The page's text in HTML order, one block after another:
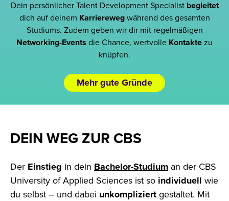
Dein persönlicher Talent Development Specialist begleitet
dich auf deinem Karrierewegwährend des gesamten
Studiums. Zudem geben wir dir mit regelmäßigen
Networking-Events die Chance, wertvolle Kontakte zu
knüpfen.
Mehr gute Gründe
DEIN WEG ZUR CBS
Der Einstieg in dein Bachelor-Studium an der CBS
University of Applied Sciences ist so individuell wie
du selbst – und dabei unkompliziert gestaltet. Mit